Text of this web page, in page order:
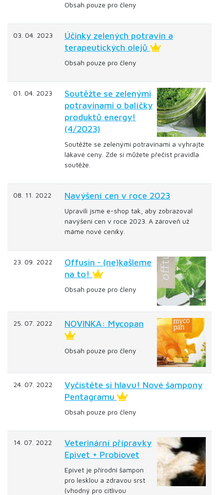
Obsah pouze pro členy
03. 04. 2023
Účinky zelených potravin a
terapeutických olejů
Obsah pouze pro členy
01. 04. 2023
Soutěžte se zelenými
potravinami o balíčky
produktů energy!
(4/2023)
Soutěžte se zelenými potravinami a vyhrajte
lákavé ceny. Zde si můžete přečíst pravidla
soutěže.
08. 11. 2022 Navýšení cen v roce 2023
Upravili jsme e-shop tak, aby zobrazoval
navýšení cen v roce 2023. A zároveň už
máme nové ceníky.
23. 09. 2022
Offusin - (ne)kašleme
na to!
Obsah pouze pro členy
25. 07. 2022 NOVINKA: Mycopan
Obsah pouze pro členy
24. 07. 2022
Vyčistěte si hlavu! Nové šampony
Pentagramu
Obsah pouze pro členy
14. 07. 2022
Veterinární přípravky
Epivet + Probiovet
Epivet je přírodní šampon
pro lesklou a zdravou srst
(vhodný pro citlivou